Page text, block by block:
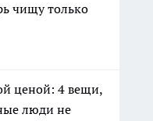
чищу только
ценой: 4 вещи,
люди не